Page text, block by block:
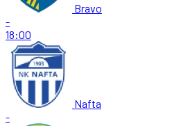
Bravo
-
18:00
Nafta
-